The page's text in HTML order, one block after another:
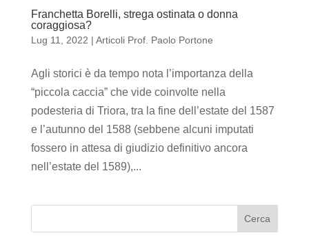
Franchetta Borelli, strega ostinata o donna
coraggiosa?
Lug 11, 2022 | Articoli Prof. Paolo Portone
Agli storici è da tempo nota l’importanza della
“piccola caccia” che vide coinvolte nella
podesteria di Triora, tra la fine dell’estate del 1587
e l’autunno del 1588 (sebbene alcuni imputati
fossero in attesa di giudizio definitivo ancora
nell’estate del 1589),...
Cerca